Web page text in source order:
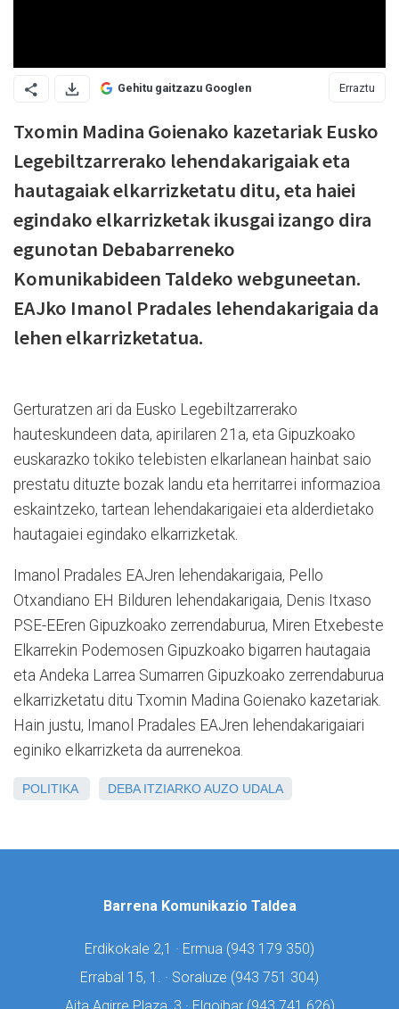
Gehitu gaitzazu Googlen Erraztu
Txomin Madina Goienako kazetariak Eusko
Legebiltzarrerako lehendakarigaiak eta
hautagaiak elkarrizketatu ditu, eta haiei
egindako elkarrizketak ikusgai izango dira
egunotan Debabarreneko
Komunikabideen Taldeko webguneetan.
EAJko Imanol Pradales lehendakarigaia da
lehen elkarrizketatua.
Gerturatzen ari da Eusko Legebiltzarrerako
hauteskundeen data, apirilaren 21a, eta Gipuzkoako
euskarazko tokiko telebisten elkarlanean hainbat saio
prestatu dituzte bozak landu eta herritarrei informazioa
eskaintzeko, tartean lehendakarigaiei eta alderdietako
hautagaiei egindako elkarrizketak.
Imanol Pradales EAJren lehendakarigaia, Pello
Otxandiano EH Bilduren lehendakarigaia, Denis Itxaso
PSE-EEren Gipuzkoako zerrendaburua, Miren Etxebeste
Elkarrekin Podemosen Gipuzkoako bigarren hautagaia
eta Andeka Larrea Sumarren Gipuzkoako zerrendaburua
elkarrizketatu ditu Txomin Madina Goienako kazetariak.
Hain justu, Imanol Pradales EAJren lehendakarigaiari
eginiko elkarrizketa da aurrenekoa.
POLITIKA DEBA ITZIARKO AUZO UDALA
Barrena Komunikazio Taldea
Erdikokale 2,1 · Ermua (943 179 350)
Errabal 15, 1. · Soraluze (943 751 304)